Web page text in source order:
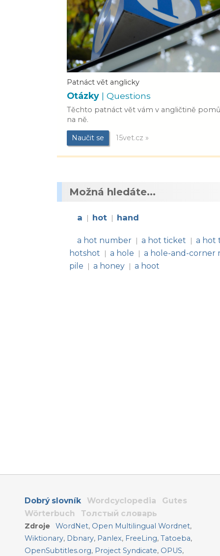
Patnáct vět anglicky
Otázky | Questions
Těchto patnáct vět vám v angličtině
na ně.
Naučit se 15vet.cz »
Možná hledáte...
a | hot | hand
a hot number | a hot ticket | a hot
hotshot
| a hole | a hole-and-corner
pile
| a honey | a hoot
Dobrý slovník Wordcyclopedia
Gutes
Wörterbuch
Толстый словарь
Zdroje WordNet, Open Multilingual Wordnet,
Wiktionary, Dbnary, Panlex, FreeLing, Tatoeba,
OpenSubtitles.org, Project Syndicate, OPUS,